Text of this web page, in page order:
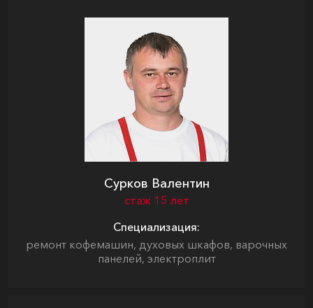
Сурков Валентин
стаж 15 лет
Специализация:
ремонт кофемашин, духовых шкафов, варочных
панелей, электроплит